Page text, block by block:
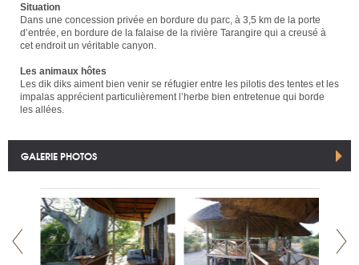
Situation
Dans une concession privée en bordure du parc, à 3,5 km de la porte
d’entrée, en bordure de la falaise de la rivière Tarangire qui a creusé à
cet endroit un véritable canyon.
Les animaux hôtes
Les dik diks aiment bien venir se réfugier entre les pilotis des tentes et les
impalas apprécient particulièrement l’herbe bien entretenue qui borde
les allées.
GALERIE PHOTOS